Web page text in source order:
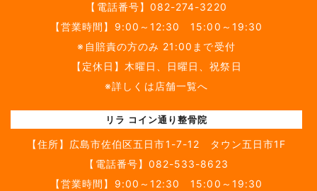
【電話番号】 082-274-3220
【営業時間】9:00～12:30 15:00～19:30
※自賠責の方のみ 21:00まで受付
【定休日】木曜日、日曜日、祝祭日
※詳しくは店舗一覧へ
リラ コイン通り整骨院
【住所】 広島市佐伯区五日市1-7-12 タウン五日市1F
【電話番号】 082-533-8623
【営業時間】9:00～12:30 15:00～19:30